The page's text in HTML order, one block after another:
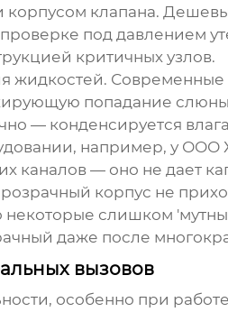
корпусом клапана.
под давлением
критичных узлов.
жидкостей. Современные
попадание
— конденсируется
например, у ООО
каналов — оно не дает
корпус не
слишком
даже после
вызовов
особенно при